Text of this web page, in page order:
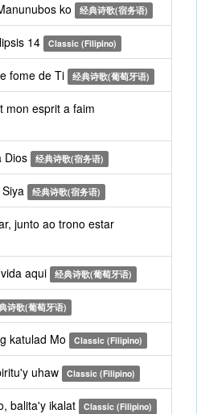
ko 经典诗歌(宿务语)
14 Classic (Filipino)
fome de Ti 经典诗歌(葡萄牙语)
esprit a faim
Dios 经典诗歌(宿务语)
经典诗歌(宿务语)
junto ao trono estar
aqui 经典诗歌(葡萄牙语)
诗歌(葡萄牙语)
katulad Mo Classic (Filipino)
uhaw Classic (Filipino)
balita'y ikalat Classic (Filipino)